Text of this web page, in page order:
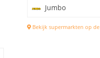
Jumbo
Bekijk supermarkten op